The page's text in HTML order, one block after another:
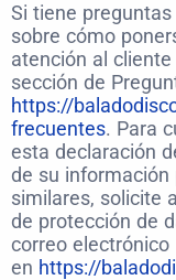
Si tiene
sobre cómo
atención al
sección de
https://
frecuentes. Para
esta declaración
de su
similares, solicite
de protección de
correo electrónico
en https://